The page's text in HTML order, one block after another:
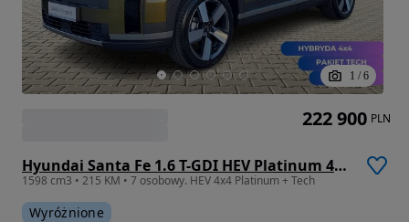
1 / 6
Hyundai Santa Fe 1.6 T-GDI HEV Platinum 4WD 7os
1598 cm3 • 215 KM • 7 osobowy. HEV 4x4 Platinum + Tech
Wyróżnione
222 900 PLN